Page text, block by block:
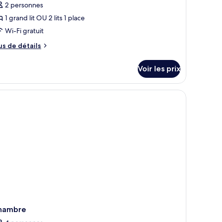
:
2 personnes
1 grand lit OU 2 lits 1 place
Wi-Fi gratuit
de détails
Voir les prix